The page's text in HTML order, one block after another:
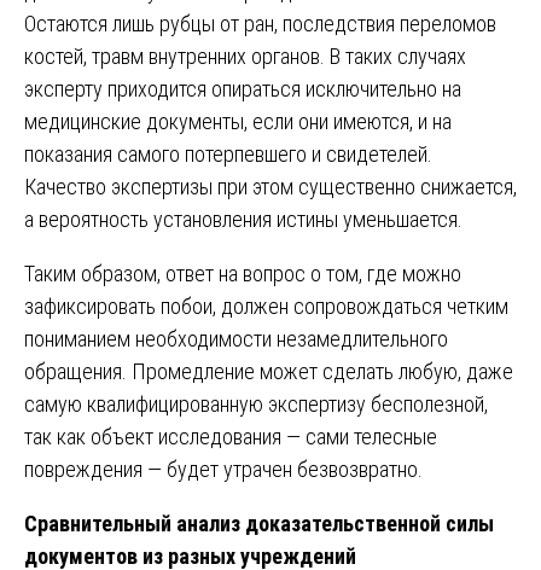
Остаются лишь рубцы от ран, последствия переломов
костей, травм внутренних органов. В таких случаях
эксперту приходится опираться исключительно на
медицинские документы, если они имеются, и на
показания самого потерпевшего и свидетелей.
Качество экспертизы при этом существенно снижается,
а вероятность установления истины уменьшается.
Таким образом, ответ на вопрос о том, где можно
зафиксировать побои, должен сопровождаться четким
пониманием необходимости незамедлительного
обращения. Промедление может сделать любую, даже
самую квалифицированную экспертизу бесполезной,
так как объект исследования — сами телесные
повреждения — будет утрачен безвозвратно.
Сравнительный анализ доказательственной силы
документов из разных учреждений